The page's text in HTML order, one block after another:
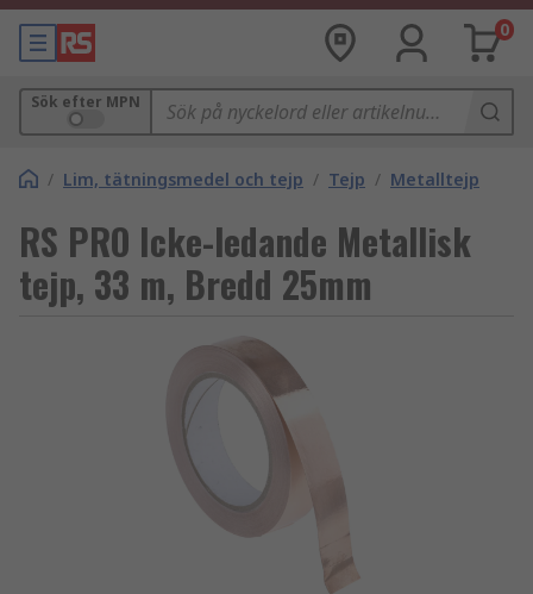
0
Sök efter MPN
/ Lim, tätningsmedel och tejp / Tejp / Metalltejp
RS PRO Icke-ledande Metallisk
tejp, 33 m, Bredd 25mm